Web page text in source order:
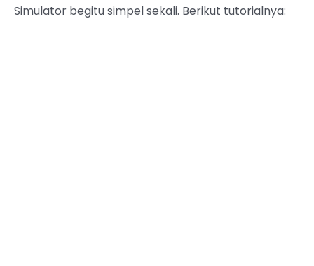
Simulator begitu simpel sekali. Berikut tutorialnya: